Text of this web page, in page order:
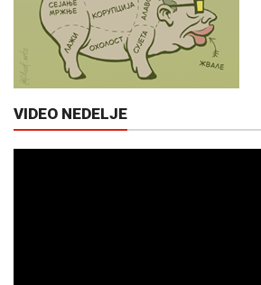
VIDEO NEDELJE